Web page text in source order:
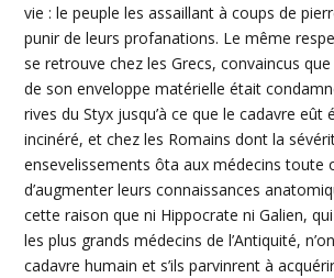
vie : le peuple les assaillant à coups de
punir de leurs profanations. Le même
se retrouve chez les Grecs, convaincus
de son enveloppe matérielle était
rives du Styx jusqu’à ce que le cadavre eût
incinéré, et chez les Romains dont la
ensevelissements ôta aux médecins toute
d’augmenter leurs connaissances
cette raison que ni Hippocrate ni Galien,
les plus grands médecins de l’Antiquité,
cadavre humain et s’ils parvinrent à